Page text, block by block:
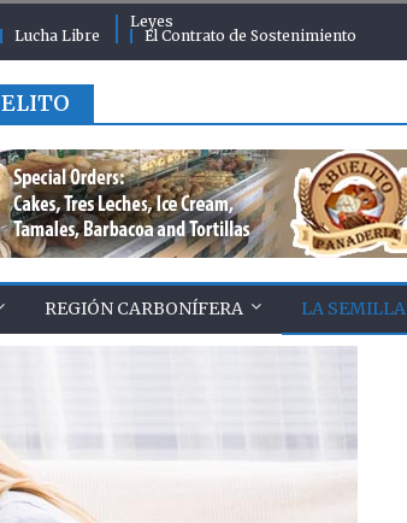
Lucha Libre
Leyes
El Contrato de Sostenimiento
REGIÓN CARBONÍFERA LA SEMILLA